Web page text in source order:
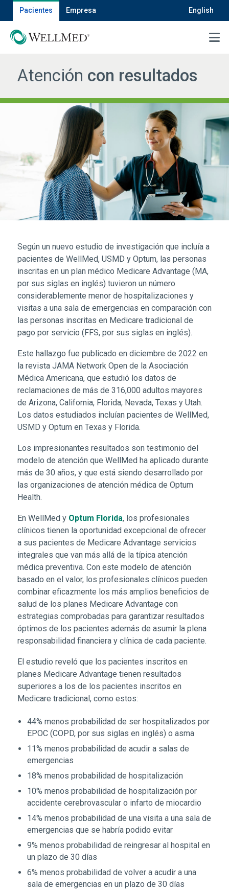
Pacientes Empresa English
MENU
Atención con resultados
Según un nuevo estudio de investigación que incluía a
pacientes de WellMed, USMD y Optum, las personas
inscritas en un plan médico Medicare Advantage (MA,
por sus siglas en inglés) tuvieron un número
considerablemente menor de hospitalizaciones y
visitas a una sala de emergencias en comparación con
las personas inscritas en Medicare tradicional de
pago por servicio (FFS, por sus siglas en inglés).
Este hallazgo fue publicado en diciembre de 2022 en
la revista JAMA Network Open de la Asociación
Médica Americana, que estudió los datos de
reclamaciones de más de 316,000 adultos mayores
de Arizona, California, Florida, Nevada, Texas y Utah.
Los datos estudiados incluían pacientes de WellMed,
USMD y Optum en Texas y Florida.
Los impresionantes resultados son testimonio del
modelo de atención que WellMed ha aplicado durante
más de 30 años, y que está siendo desarrollado por
las organizaciones de atención médica de Optum
Health.
En WellMed y Optum Florida(Se abre una ventana
, los profesionales
clínicos tienen la oportunidad excepcional de ofrecer
a sus pacientes de Medicare Advantage servicios
integrales que van más allá de la típica atención
médica preventiva. Con este modelo de atención
basado en el valor, los profesionales clínicos pueden
combinar eficazmente los más amplios beneficios de
salud de los planes Medicare Advantage con
estrategias comprobadas para garantizar resultados
óptimos de los pacientes además de asumir la plena
responsabilidad financiera y clínica de cada paciente.
El estudio reveló que los pacientes inscritos en
planes Medicare Advantage tienen resultados
superiores a los de los pacientes inscritos en
Medicare tradicional, como estos:
44% menos probabilidad de ser hospitalizados por
EPOC (COPD, por sus siglas en inglés) o asma
11% menos probabilidad de acudir a salas de
emergencias
18% menos probabilidad de hospitalización
10% menos probabilidad de hospitalización por
accidente cerebrovascular o infarto de miocardio
14% menos probabilidad de una visita a una sala de
emergencias que se habría podido evitar
9% menos probabilidad de reingresar al hospital en
un plazo de 30 días
6% menos probabilidad de volver a acudir a una
sala de emergencias en un plazo de 30 días